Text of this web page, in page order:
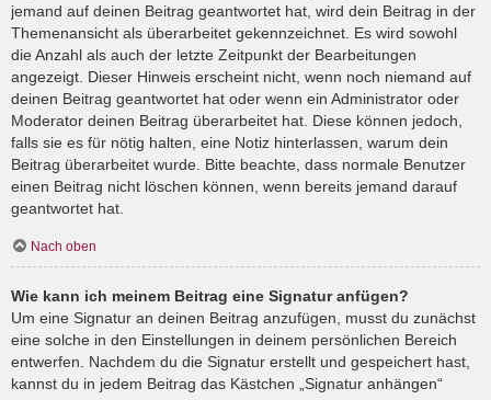
jemand auf deinen Beitrag geantwortet hat, wird dein Beitrag in der
Themenansicht als überarbeitet gekennzeichnet. Es wird sowohl
die Anzahl als auch der letzte Zeitpunkt der Bearbeitungen
angezeigt. Dieser Hinweis erscheint nicht, wenn noch niemand auf
deinen Beitrag geantwortet hat oder wenn ein Administrator oder
Moderator deinen Beitrag überarbeitet hat. Diese können jedoch,
falls sie es für nötig halten, eine Notiz hinterlassen, warum dein
Beitrag überarbeitet wurde. Bitte beachte, dass normale Benutzer
einen Beitrag nicht löschen können, wenn bereits jemand darauf
geantwortet hat.
Nach oben
Wie kann ich meinem Beitrag eine Signatur anfügen?
Um eine Signatur an deinen Beitrag anzufügen, musst du zunächst
eine solche in den Einstellungen in deinem persönlichen Bereich
entwerfen. Nachdem du die Signatur erstellt und gespeichert hast,
kannst du in jedem Beitrag das Kästchen „Signatur anhängen“